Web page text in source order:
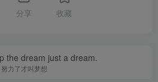
分享 收藏
heals pain.
经历会抚平一切伤痛